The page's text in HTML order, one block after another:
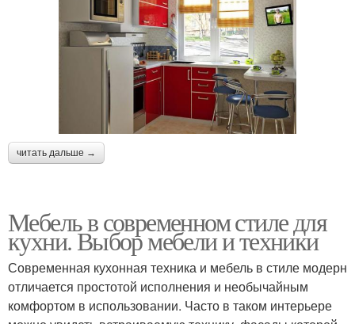
читать дальше →
Мебель в современном стиле для
кухни. Выбор мебели и техники
Современная кухонная техника и мебель в стиле модерн
отличается простотой исполнения и необычайным
комфортом в использовании. Часто в таком интерьере